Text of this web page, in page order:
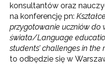
konsultantów oraz
na konferencję pn:
przygotowanie uczniów do
świata/Language
students’ challenges in the
to odbędzie się w